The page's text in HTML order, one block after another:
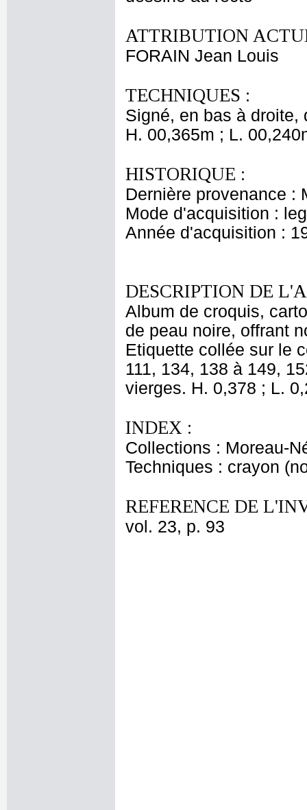
ATTRIBUTION
FORAIN Jean Louis
TECHNIQUES :
Signé, en bas à droite,
H. 00,365m ; L.
HISTORIQUE :
Dernière provenance :
Mode d'acquisition :
Année d'acquisition :
DESCRIPTION DE
Album de croquis,
de peau noire, offrant
Etiquette collée sur le
111, 134, 138 à 149,
vierges. H. 0,378 ; L.
INDEX :
Collections : Moreau-
Techniques : crayon
REFERENCE DE
vol. 23, p. 93